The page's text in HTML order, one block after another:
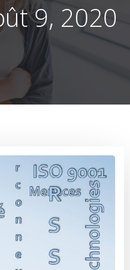
9, 2020